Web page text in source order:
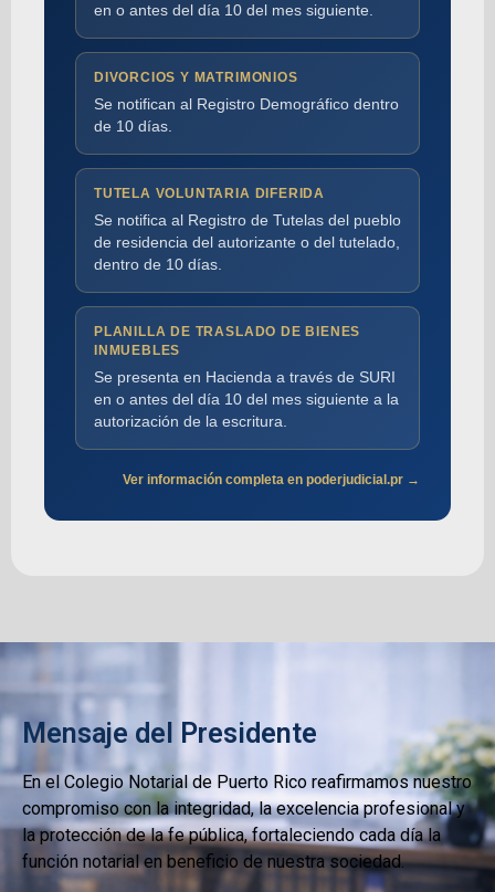
en o antes del día 10 del mes siguiente.
DIVORCIOS Y MATRIMONIOS
Se notifican al Registro Demográfico dentro
de 10 días.
TUTELA VOLUNTARIA DIFERIDA
Se notifica al Registro de Tutelas del pueblo
de residencia del autorizante o del tutelado,
dentro de 10 días.
PLANILLA DE TRASLADO DE BIENES
INMUEBLES
Se presenta en Hacienda a través de SURI
en o antes del día 10 del mes siguiente a la
autorización de la escritura.
Ver información completa en poderjudicial.pr →
Mensaje del Presidente
En el Colegio Notarial de Puerto Rico reafirmamos nuestro
compromiso con la integridad, la excelencia profesional y
la protección de la fe pública, fortaleciendo cada día la
función notarial en beneficio de nuestra sociedad.